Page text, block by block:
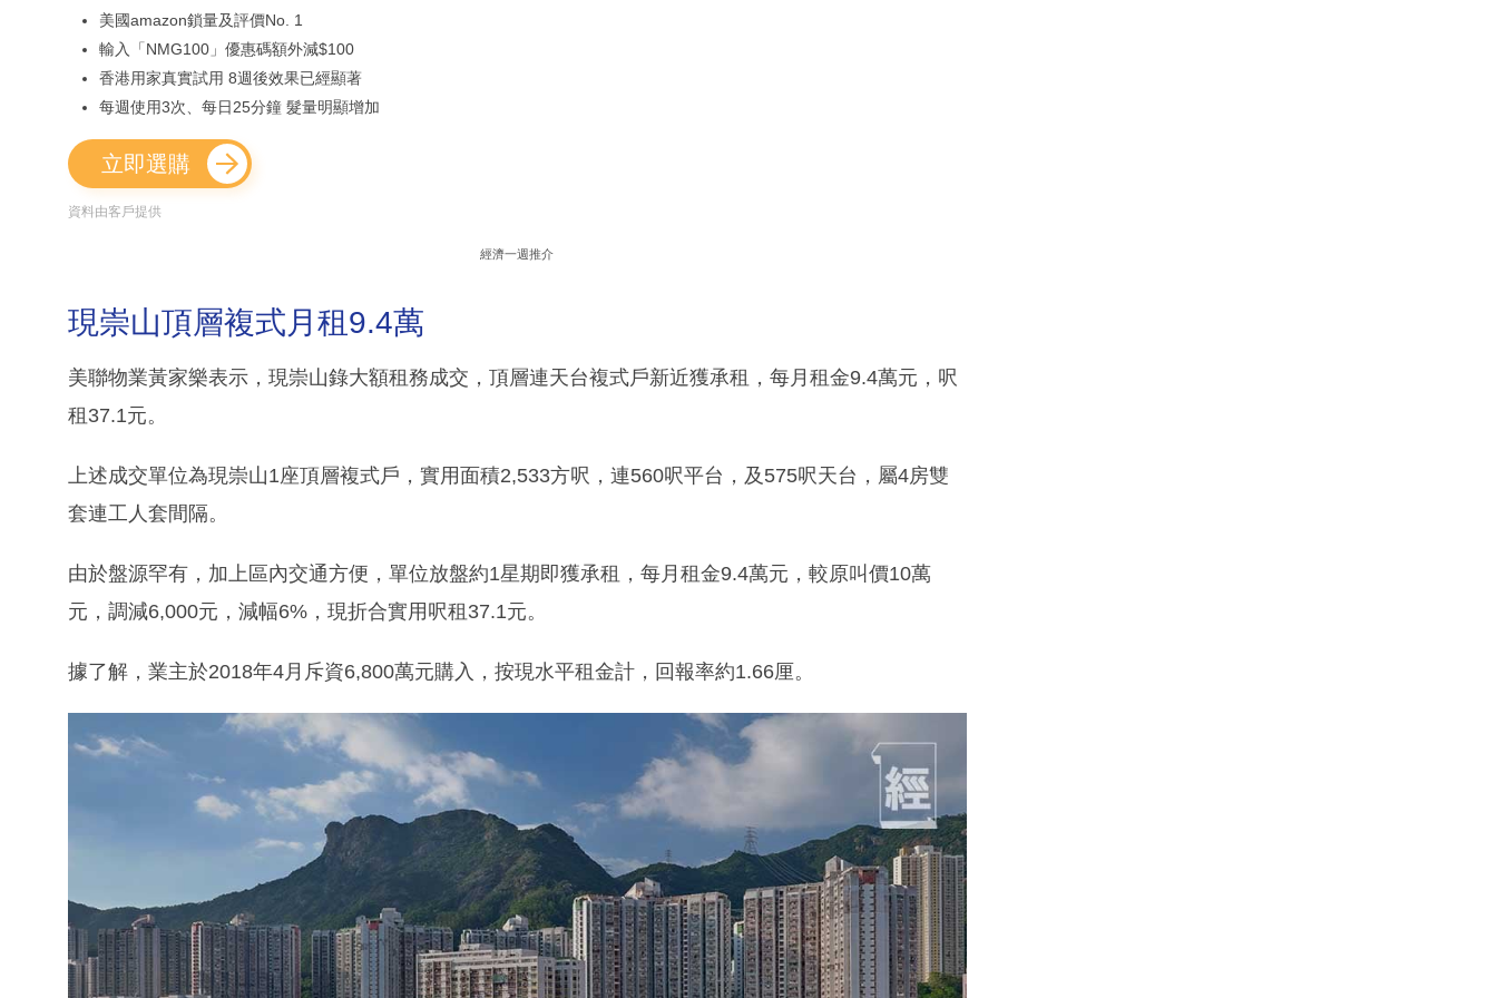
美國amazon鎖量及評價No. 1
輸入「NMG100」優惠碼額外減$100
香港用家真實試用 8週後效果已經顯著
每週使用3次、每日25分鐘 髮量明顯增加
立即選購
資料由客戶提供
經濟一週推介
現崇山頂層複式月租9.4萬
美聯物業黃家樂表示，現崇山錄大額租務成交，頂層連天台複式戶新近獲承租，每月租金9.4萬元，呎
租37.1元。
上述成交單位為現崇山1座頂層複式戶，實用面積2,533方呎，連560呎平台，及575呎天台，屬4房雙
套連工人套間隔。
由於盤源罕有，加上區內交通方便，單位放盤約1星期即獲承租，每月租金9.4萬元，較原叫價10萬
元，調減6,000元，減幅6%，現折合實用呎租37.1元。
據了解，業主於2018年4月斥資6,800萬元購入，按現水平租金計，回報率約1.66厘。